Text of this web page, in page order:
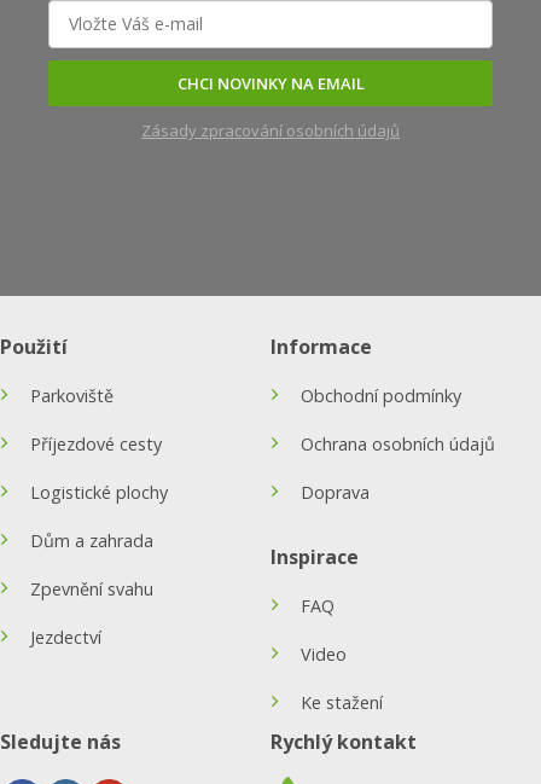
CHCI NOVINKY NA EMAIL
Zásady zpracování osobních údajů
Použití
Parkoviště
Příjezdové cesty
Logistické plochy
Dům a zahrada
Zpevnění svahu
Jezdectví
Informace
Obchodní podmínky
Ochrana osobních údajů
Doprava
Inspirace
FAQ
Video
Ke stažení
Sledujte nás Rychlý kontakt